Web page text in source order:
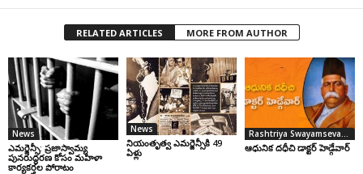
RELATED ARTICLES MORE FROM AUTHOR
News
ఎమర్జెన్సీ: ప్రజాస్వామ్య
పునరుద్ధరణ కోసం మహిళా
కార్యకర్తల పోరాటం
News
నియంతృత్వ ఎమర్జెన్సీకి 49
ఏళ్లు
ఆధునిక దధీచి డాక్టర్‌ హెడ్గేవార్‌